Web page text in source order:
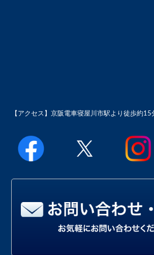
【アクセス】京阪電車寝屋川市駅より徒歩約15